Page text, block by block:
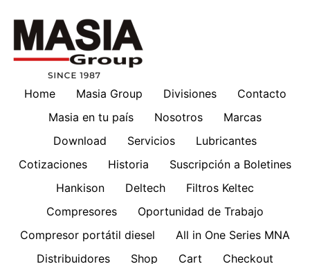
Home Masia Group Divisiones
Contacto
Masia en tu país
Nosotros
Marcas
Download
Servicios
Lubricantes
Cotizaciones
Historia
Suscripción a Boletines
Hankison
Deltech
Filtros Keltec
Compresores
Oportunidad de Trabajo
Compresor portátil diesel
All in One Series MNA
Distribuidores
Shop Cart Checkout